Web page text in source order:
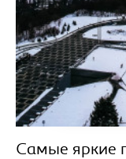
Самые яркие